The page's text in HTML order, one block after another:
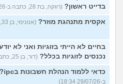
בדייט ראשון? (רווקה, בת 28, כתבה ב-03/08/26 15:23)
אקסית מתנהגת מוזר? (אנונימי, בן 33, כתב ב-03/08/26 15:14)
בחיים לא הייתי בזוגיות ואני לא
נכנסים לזוגיות בכלל? (דור, בן 25, כתב ב-29/07/26 18:43)
כדאי ללמוד הנהלת חשבונות בipc?
ב-29/07/26 18:34)